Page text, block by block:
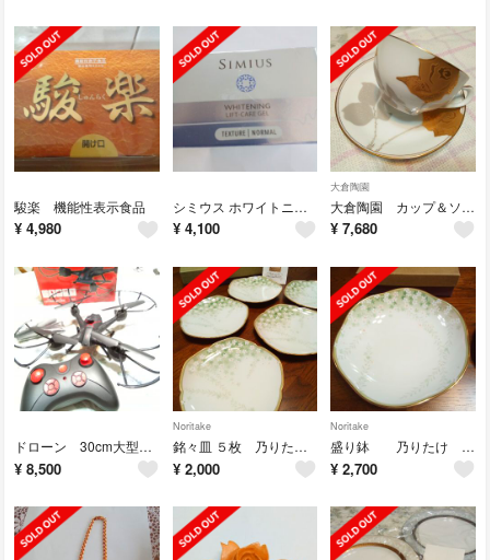
駿楽 機能性表示食品
¥ 4,980
シミウス ホワイトニング リフトケアジェル
¥ 4,100
大倉陶園
大倉陶園 カップ＆ソーサー 金蝕バラ １客
¥ 7,680
ドローン 30cm大型 軽量 約85g
¥ 8,500
Noritake
銘々皿 ５枚 乃りたけ 華行灯
¥ 2,000
Noritake
盛り鉢 乃りたけ 華行灯
¥ 2,700